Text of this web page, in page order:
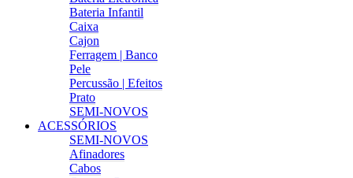
Bateria Infantil
Caixa
Cajon
Ferragem | Banco
Pele
Percussão | Efeitos
Prato
SEMI-NOVOS
ACESSÓRIOS
SEMI-NOVOS
Afinadores
Cabos